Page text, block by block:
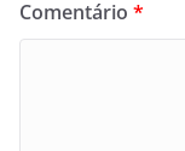
Comentário *